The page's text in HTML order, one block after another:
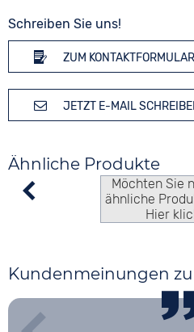
Schreiben Sie uns!
ZUM KONTAKTFORMULAR
JETZT E-MAIL
Ähnliche Produkte
Möchten Sie
ähnliche
Hier
Kundenmeinungen